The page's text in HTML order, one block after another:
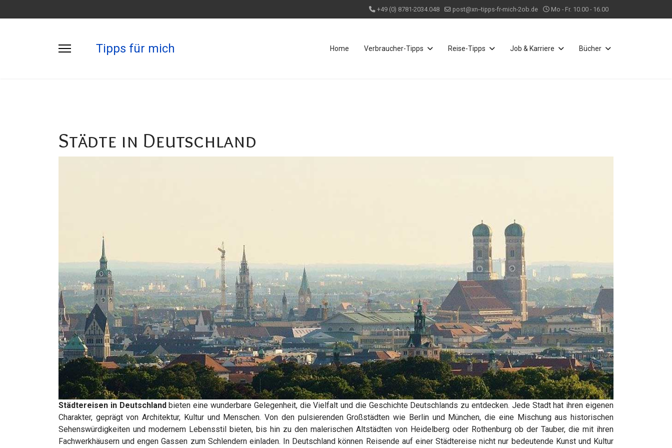
+49 (0) 8781-2034.048 post@xn--tipps-fr-mich-2ob.de Mo - Fr. 10.00 - 16.00
Tipps für mich Home Verbraucher-Tipps Reise-Tipps Job & Karriere Bücher
Städte in Deutschland
Städtereisen in Deutschlandbieten eine wunderbare Gelegenheit, die Vielfalt und die Geschichte Deutschlands zu entdecken. Jede Stadt hat ihren eigenen
Charakter, geprägt von Architektur, Kultur und Menschen. Von den pulsierenden Großstädten wie Berlin und München, die eine Mischung aus historischen
Sehenswürdigkeiten und modernem Lebensstil bieten, bis hin zu den malerischen Altstädten von Heidelberg oder Rothenburg ob der Tauber, die mit ihren
Fachwerkhäusern und engen Gassen zum Schlendern einladen. In Deutschland können Reisende auf einer Städtereise nicht nur bedeutende Kunst und Kultur